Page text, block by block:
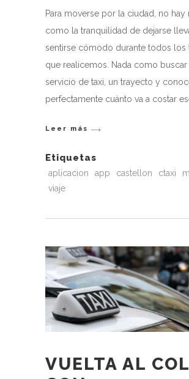
Para moverse por la ciudad, no hay
como la tranquilidad de dejarse
sentirse cómodo durante todos los
que realicemos. Nada como buscar
servicio de taxi, un trayecto y
perfectamente cuánto va a costar
Leer más
Etiquetas
aplicacion app castellon ctaxi
viaje
VUELTA AL